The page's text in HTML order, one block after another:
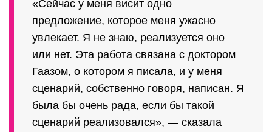
«Сейчас у меня висит одно
предложение, которое меня ужасно
увлекает. Я не знаю, реализуется оно
или нет. Эта работа связана с доктором
Гаазом, о котором я писала, и у меня
сценарий, собственно говоря, написан. Я
была бы очень рада, если бы такой
сценарий реализовался», — сказала